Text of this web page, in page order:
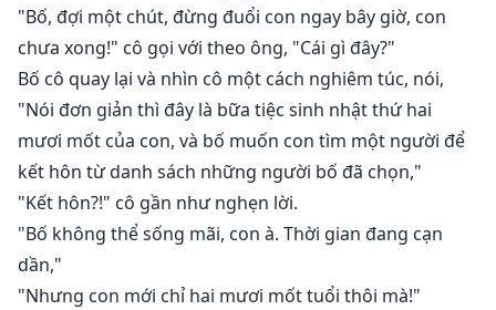
"Bố, đợi một chút, đừng đuổi con ngay bây giờ, con
chưa xong!" cô gọi với theo ông, "Cái gì đây?"
Bố cô quay lại và nhìn cô một cách nghiêm túc, nói,
"Nói đơn giản thì đây là bữa tiệc sinh nhật thứ hai
mươi mốt của con, và bố muốn con tìm một người để
kết hôn từ danh sách những người bố đã chọn,"
"Kết hôn?!" cô gần như nghẹn lời.
"Bố không thể sống mãi, con à. Thời gian đang cạn
dần,"
"Nhưng con mới chỉ hai mươi mốt tuổi thôi mà!"